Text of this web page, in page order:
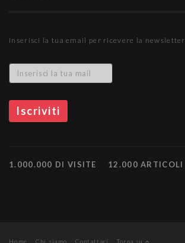
Inserisci la tua email per ricevere la newsletter
1.000.000 DI VISITE 12.000 ARTICOLI
Home Chi siamo Contattaci
Torna su